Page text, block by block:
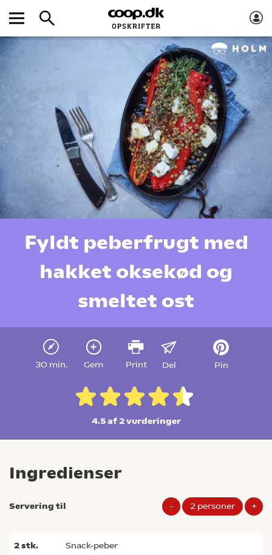
Fyldt peberfrugt med
hakket oksekød og
smeltet ost
30 min. Gem Print Del Pin
4.5 af 2vurderinger
Ingredienser
Servering til - 2 personer +
2stk. snack-peber